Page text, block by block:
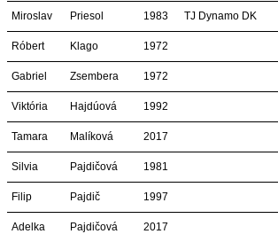
Miroslav Priesol 1983 TJ Dynamo DK
Róbert Klago 1972
Gabriel Zsembera 1972
Viktória Hajdúová 1992
Tamara Malíková 2017
Silvia Pajdičová 1981
Filip Pajdič 1997
Adelka Pajdičová 2017